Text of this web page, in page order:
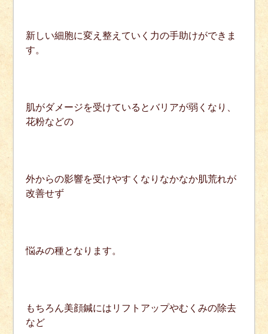
新しい細胞に変え整えていく力の手助けができま
す。
肌がダメージを受けているとバリアが弱くなり、
花粉などの
外からの影響を受けやすくなりなかなか肌荒れが
改善せず
悩みの種となります。
もちろん美顔鍼にはリフトアップやむくみの除去
など